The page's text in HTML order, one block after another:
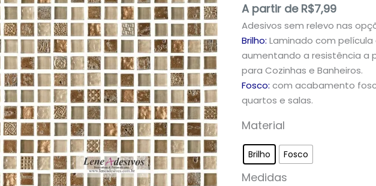
como 5.00
baseado
em
avaliações
de clientes
A partir de R$7,99
Adesivos sem relevo nas
Brilho: Laminado com película
aumentando a resistência a
para Cozinhas e Banheiros.
Fosco: com acabamento
quartos e salas.
Material
Brilho Fosco
Medidas
Decoração
quantidade